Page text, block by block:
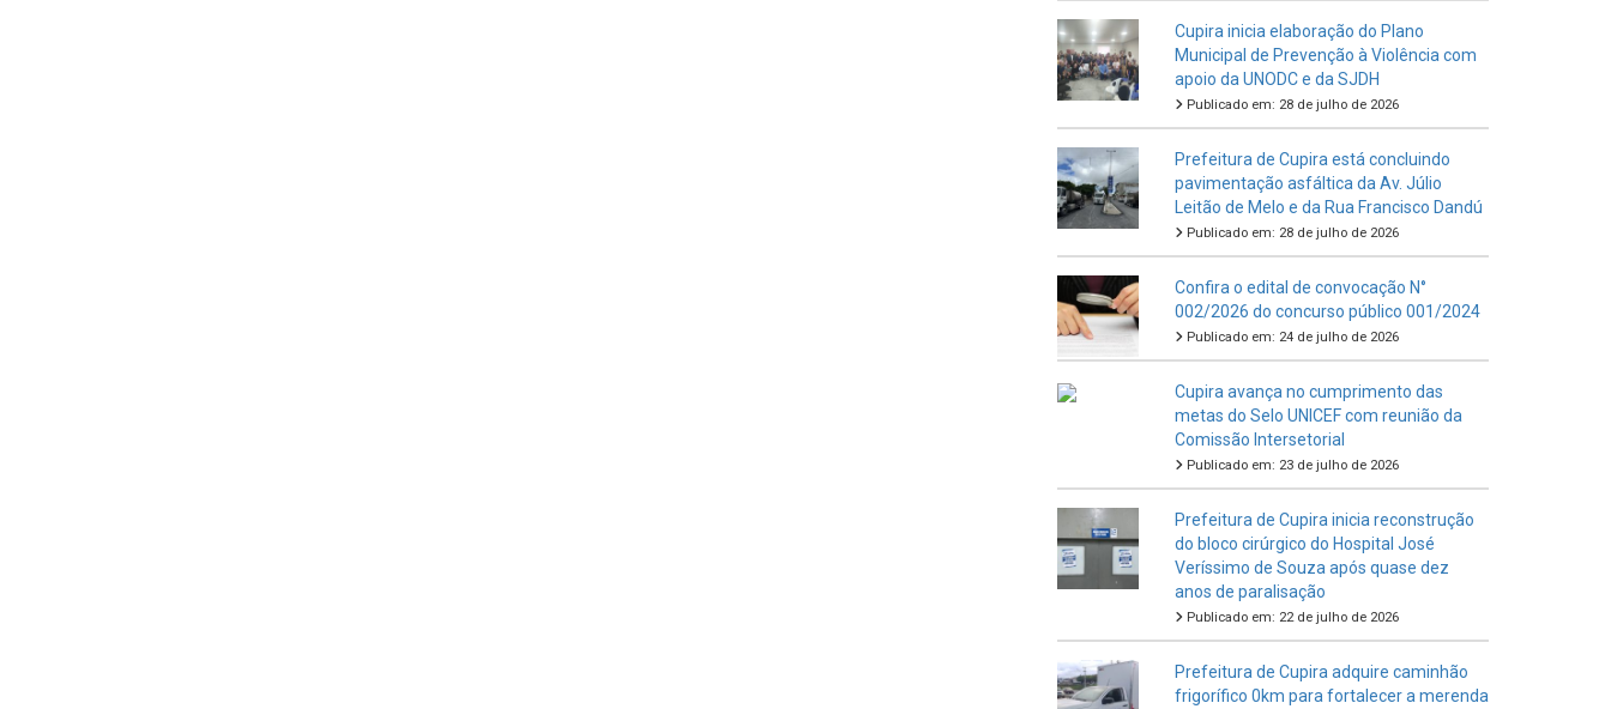
Cupira inicia elaboração do Plano
Municipal de Prevenção à Violência com
apoio da UNODC e da SJDH
Publicado em: 28 de julho de 2026
Prefeitura de Cupira está concluindo
pavimentação asfáltica da Av. Júlio
Leitão de Melo e da Rua Francisco Dandú
Publicado em: 28 de julho de 2026
Confira o edital de convocação N°
002/2026 do concurso público 001/2024
Publicado em: 24 de julho de 2026
Cupira avança no cumprimento das
metas do Selo UNICEF com reunião da
Comissão Intersetorial
Publicado em: 23 de julho de 2026
Prefeitura de Cupira inicia reconstrução
do bloco cirúrgico do Hospital José
Veríssimo de Souza após quase dez
anos de paralisação
Publicado em: 22 de julho de 2026
Prefeitura de Cupira adquire caminhão
frigorífico 0km para fortalecer a merenda